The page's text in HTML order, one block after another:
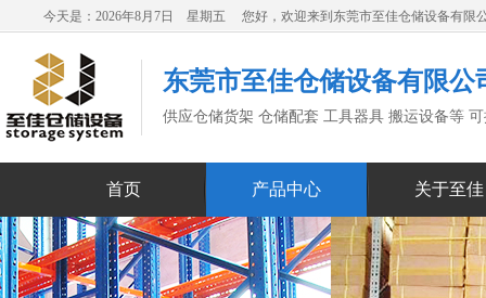
今天是：2026年8月7日 星期五 您好，欢迎来到东莞市至佳仓储设备有限
东莞市至佳仓储设备有限公
供应仓储货架 仓储配套 工具器具 搬运设备等
首页 产品中心 关于至佳